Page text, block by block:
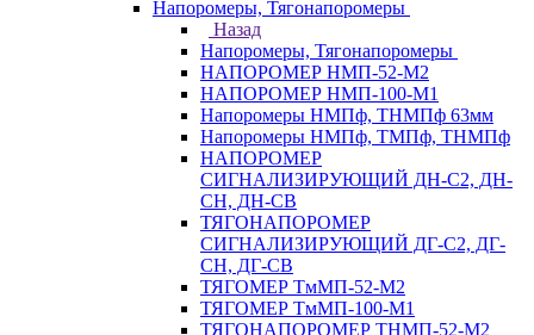
Напоромеры, Тягонапоромеры
Назад
Напоромеры, Тягонапоромеры
НАПОРОМЕР НМП-52-М2
НАПОРОМЕР НМП-100-М1
Напоромеры НМПф, ТНМПф 63мм
Напоромеры НМПф, ТМПф, ТНМПф
НАПОРОМЕР
СИГНАЛИЗИРУЮЩИЙ ДН-С2, ДН-
СН, ДН-СВ
ТЯГОНАПОРОМЕР
СИГНАЛИЗИРУЮЩИЙ ДГ-С2, ДГ-
СН, ДГ-СВ
ТЯГОМЕР ТмМП-52-М2
ТЯГОМЕР ТмМП-100-М1
ТЯГОНАПОРОМЕР ТНМП-52-М2